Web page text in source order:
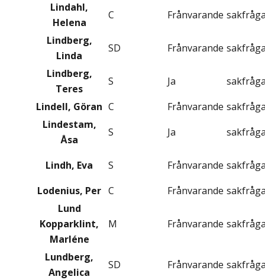
Lindahl,
Helena
C Frånvarande
Lindberg,
Linda
SD Frånvarande
Lindberg,
Teres
S Ja
Lindell, Göran C Frånvarande
Lindestam,
Åsa
S Ja
Lindh, Eva S Frånvarande
Lodenius, Per C Frånvarande
Lund
Kopparklint,
Marléne
M Frånvarande
Lundberg,
Angelica
SD Frånvarande